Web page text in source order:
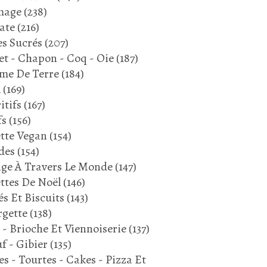
(238)
(216)
Sucrés (207)
- Chapon - Coq - Oie(187)
De Terre(184)
(169)
(167)
(156)
Vegan (154)
(154)
À Travers Le Monde(147)
De Noël(146)
Et Biscuits (143)
(138)
Brioche Et Viennoiserie(137)
- Gibier (135)
- Tourtes - Cakes - Pizza Et